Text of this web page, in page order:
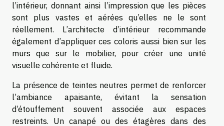
l’intérieur, donnant ainsi l’impression que les pièces
sont plus vastes et aérées qu’elles ne le sont
réellement. L’architecte d’intérieur recommande
également d’appliquer ces coloris aussi bien sur les
murs que sur le mobilier, pour créer une unité
visuelle cohérente et fluide.
La présence de teintes neutres permet de renforcer
l’ambiance apaisante, évitant la sensation
d’étouffement souvent associée aux espaces
restreints. Un canapé ou des étagères dans des